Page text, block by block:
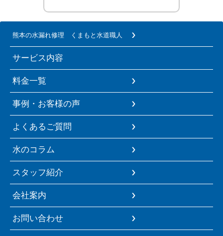
熊本の水漏れ修理 くまもと水道職人
サービス内容
料金一覧
事例・お客様の声
よくあるご質問
水のコラム
スタッフ紹介
会社案内
お問い合わせ